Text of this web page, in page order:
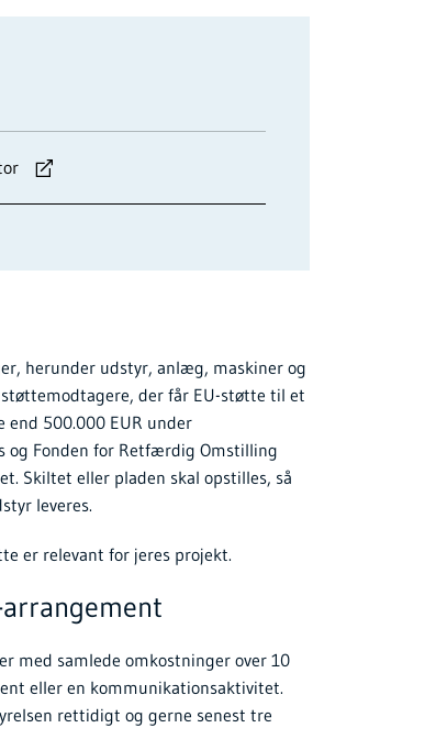
herunder udstyr, anlæg, maskiner og
der får EU-støtte til et
500.000 EUR under
og Fonden for Retfærdig Omstilling
Skiltet eller pladen skal opstilles, så
leveres.
er relevant for jeres projekt.
med samlede omkostninger over 10
eller en kommunikationsaktivitet.
rettidigt og gerne senest tre